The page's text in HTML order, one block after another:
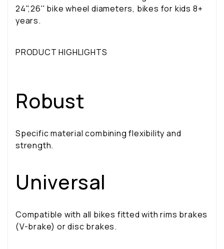
24",26'' bike wheel diameters, bikes for kids 8+
years.
PRODUCT HIGHLIGHTS
Robust
Specific material combining flexibility and
strength.
Universal
Compatible with all bikes fitted with rims brakes
(V-brake) or disc brakes.